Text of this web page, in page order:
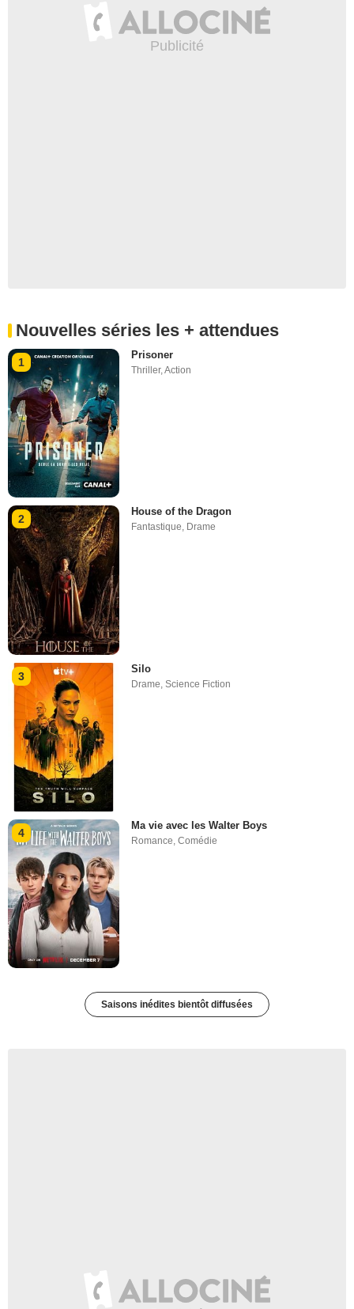
Nouvelles séries les + attendues
1
Prisoner
Thriller,Action
2
House of the Dragon
Fantastique, Drame
3
Silo
Drame ,Science Fiction
4
Ma vie avec les Walter Boys
Romance,Comédie
Saisons inédites bientôt diffusées